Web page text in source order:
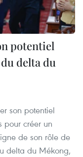
potentiel
delta du
son potentiel
pour créer un
de son rôle de
delta du Mékong,